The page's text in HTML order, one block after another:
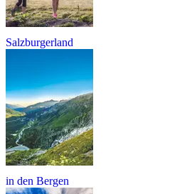
Salzburgerland
in den Bergen